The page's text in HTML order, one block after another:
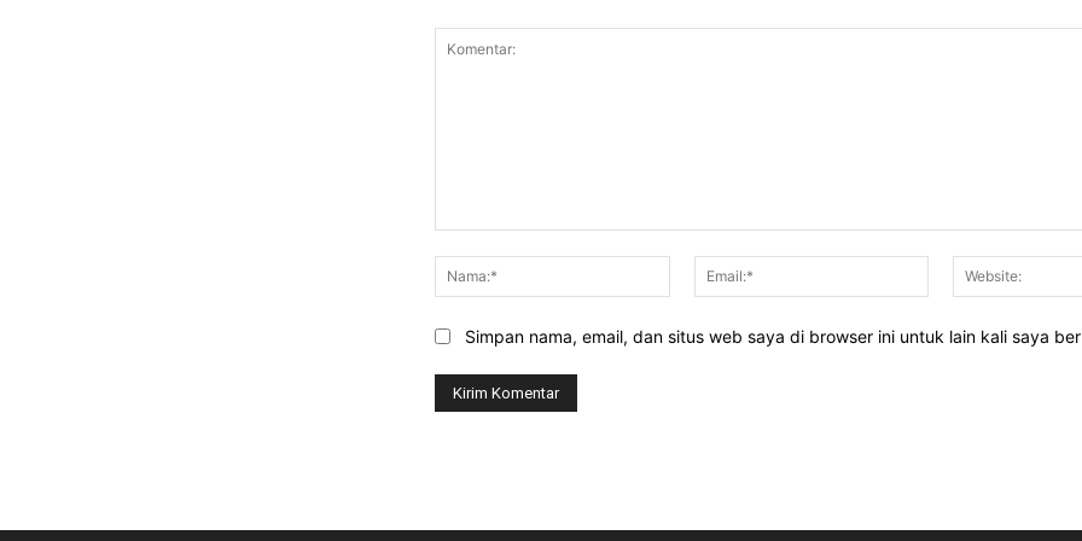
Nama:*
Email:*
Simpan nama, email, dan situs web saya di browser ini untuk lain kali saya